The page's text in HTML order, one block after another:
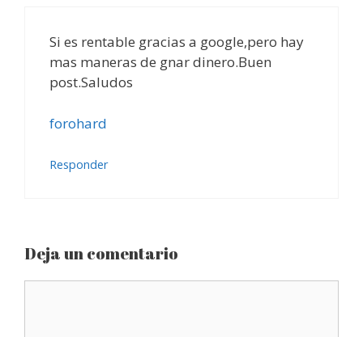
Si es rentable gracias a google,pero hay
mas maneras de gnar dinero.Buen
post.Saludos
forohard
Responder
Deja un comentario